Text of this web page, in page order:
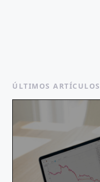
ÚLTIMOS ARTÍCULOS